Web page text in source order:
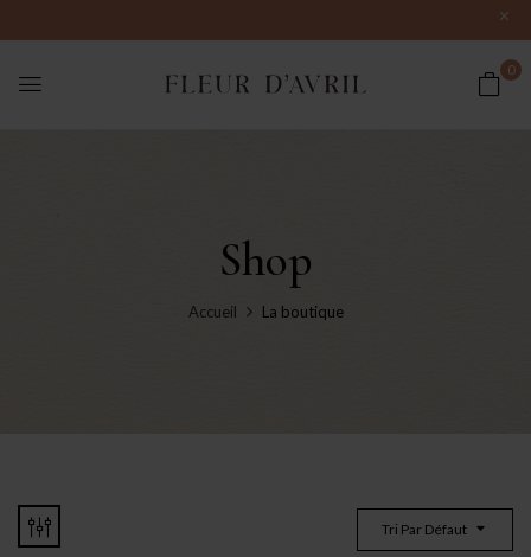
0
Shop
Accueil La boutique
Tri Par Défaut